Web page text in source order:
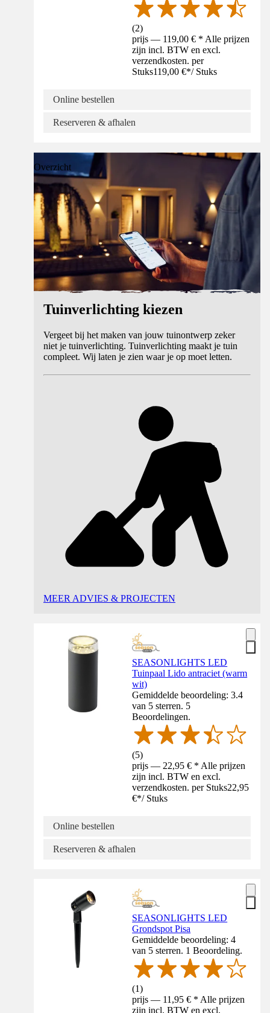
(2)
prijs — 119,00 € * Alle prijzen
zijn incl. BTW en excl.
verzendkosten. per
Stuks119,00 €*/ Stuks
Online bestellen
Reserveren & afhalen
Overzicht
Tuinverlichting kiezen
Vergeet bij het maken van jouw tuinontwerp zeker
niet je tuinverlichting. Tuinverlichting maakt je tuin
compleet. Wij laten je zien waar je op moet letten.
MEER ADVIES & PROJECTEN
SEASONLIGHTS LED
Tuinpaal Lido antraciet (warm
wit)
Gemiddelde beoordeling: 3.4
van 5 sterren. 5
Beoordelingen.
(5)
prijs — 22,95 € * Alle prijzen
zijn incl. BTW en excl.
verzendkosten. per Stuks22,95
€*/ Stuks
Online bestellen
Reserveren & afhalen
SEASONLIGHTS LED
Grondspot Pisa
Gemiddelde beoordeling: 4
van 5 sterren. 1 Beoordeling.
(1)
prijs — 11,95 € * Alle prijzen
zijn incl. BTW en excl.